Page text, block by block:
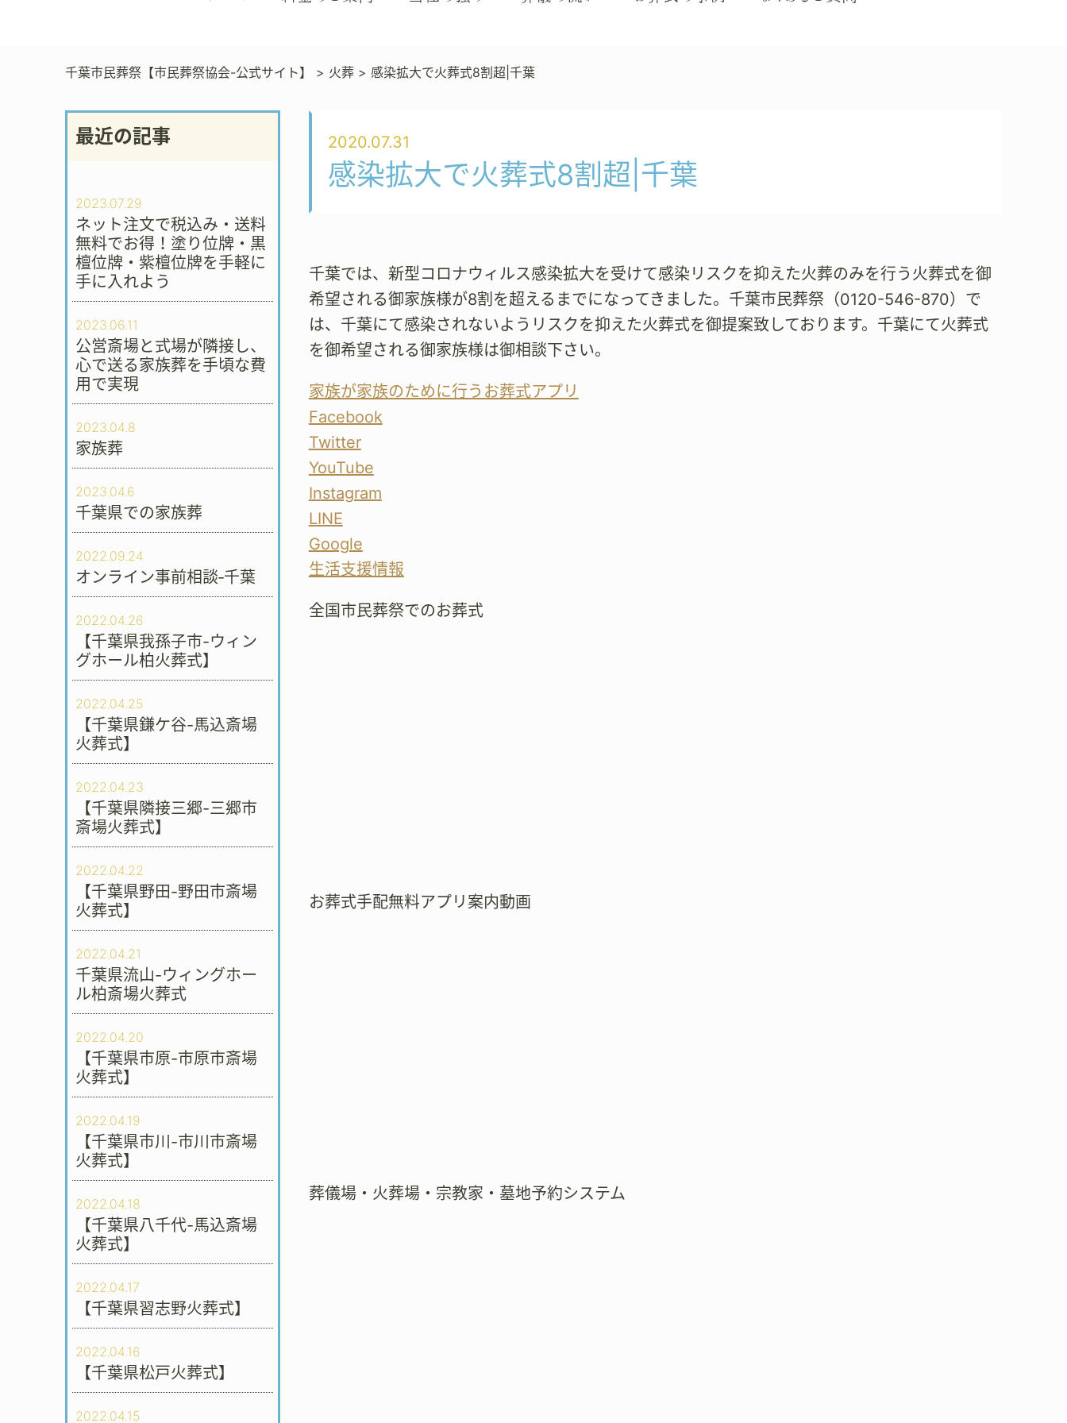
千葉市民葬祭【市民葬祭協会-公式サイト】 > 火葬 > 感染拡大で火葬式8割超|千葉
最近の記事
2023.07.29
ネット注文で税込み・送料
無料でお得！塗り位牌・黒
檀位牌・紫檀位牌を手軽に
手に入れよう
2023.06.11
公営斎場と式場が隣接し、
心で送る家族葬を手頃な費
用で実現
2023.04.8
家族葬
2023.04.6
千葉県での家族葬
2022.09.24
オンライン事前相談‐千葉
2022.04.26
【千葉県我孫子市-ウィン
グホール柏火葬式】
2022.04.25
【千葉県鎌ケ谷-馬込斎場
火葬式】
2022.04.23
【千葉県隣接三郷-三郷市
斎場火葬式】
2022.04.22
【千葉県野田-野田市斎場
火葬式】
2022.04.21
千葉県流山-ウィングホー
ル柏斎場火葬式
2022.04.20
【千葉県市原-市原市斎場
火葬式】
2022.04.19
【千葉県市川-市川市斎場
火葬式】
2022.04.18
【千葉県八千代-馬込斎場
火葬式】
2022.04.17
【千葉県習志野火葬式】
2022.04.16
【千葉県松戸火葬式】
2022.04.15
2020.07.31
感染拡大で火葬式8割超|千葉
千葉では、新型コロナウィルス感染拡大を受けて感染リスクを抑えた火葬のみを行う火葬式を御
希望される御家族様が8割を超えるまでになってきました。千葉市民葬祭（0120-546-870）で
は、千葉にて感染されないようリスクを抑えた火葬式を御提案致しております。千葉にて火葬式
を御希望される御家族様は御相談下さい。
家族が家族のために行うお葬式アプリ
Facebook
Twitter
YouTube
Instagram
LINE
Google
生活支援情報
全国市民葬祭でのお葬式
お葬式手配無料アプリ案内動画
葬儀場・火葬場・宗教家・墓地予約システム